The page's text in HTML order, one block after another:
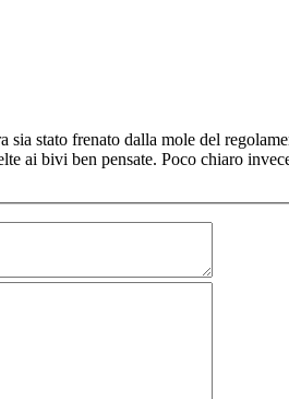
sia stato frenato dalla mole del
ai bivi ben pensate. Poco chiaro